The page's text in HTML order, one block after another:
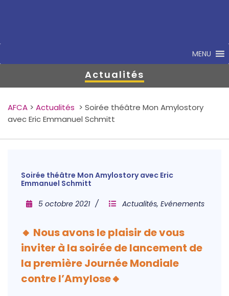
MENU
Actualités
AFCA > Actualités > Soirée théâtre Mon Amylostory
avec Eric Emmanuel Schmitt
Soirée théâtre Mon Amylostory avec Eric
Emmanuel Schmitt
5 octobre 2021
Actualités, Evénements
🔸 Nous avons le plaisir de vous
inviter à la soirée de lancement de
la première Journée Mondiale
contre l’Amylose🔸